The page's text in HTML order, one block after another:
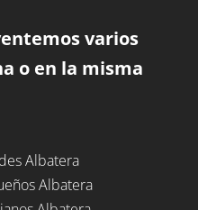
varios
o en la misma
Albatera
Albatera